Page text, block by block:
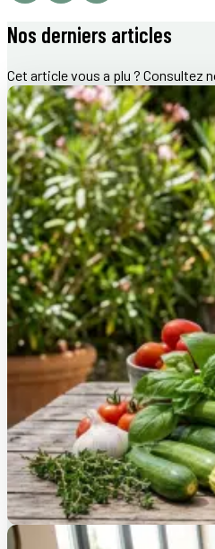
Nos derniers articles
Cet article vous a plu ? Consultez
Recettes fraîcheur : les
30 juillet 2026
CAP